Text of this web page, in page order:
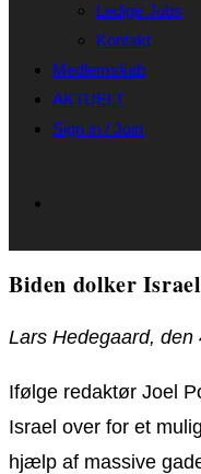
Ledige Jobs
Kontakt
Medlemskab
AKTUELT
Sign in / Join
Biden dolker
Lars Hedegaard,
Ifølge redaktør Joel
Israel over for et
hjælp af massive